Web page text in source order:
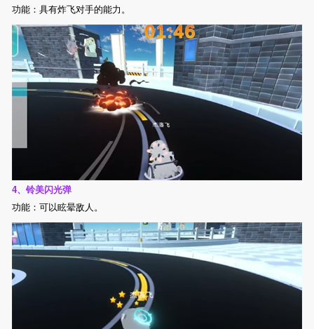
功能：具有炸飞对手的能力。
4、铃美闪光弹
功能：可以眩晕敌人。